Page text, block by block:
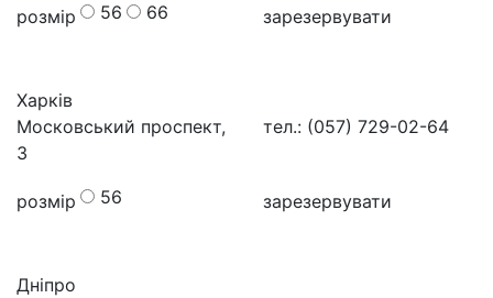
розмір 56 66 зарезервувати
Харків
Московський проспект,
3
тел.: (057) 729-02-64
розмір 56 зарезервувати
Дніпро